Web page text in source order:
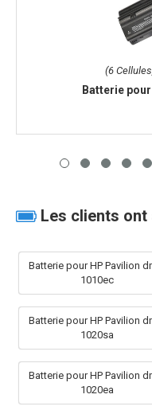
(6
Batterie
Les clients
Batterie pour HP Pavilion
1010ec
Batterie pour HP Pavilion
1020sa
Batterie pour HP Pavilion
1020ea